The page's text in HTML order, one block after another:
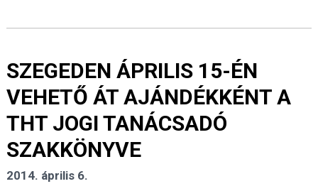
SZEGEDEN ÁPRILIS 15-ÉN
VEHETŐ ÁT AJÁNDÉKKÉNT A
THT JOGI TANÁCSADÓ
SZAKKÖNYVE
2014. április 6.